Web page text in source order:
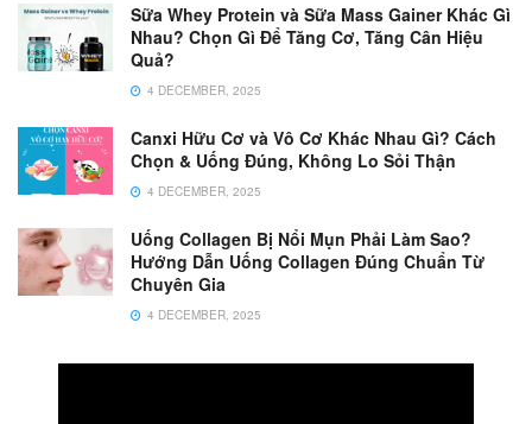
Sữa Whey Protein và Sữa Mass Gainer Khác Gì
Nhau? Chọn Gì Để Tăng Cơ, Tăng Cân Hiệu
Quả?
4 DECEMBER, 2025
Canxi Hữu Cơ và Vô Cơ Khác Nhau Gì? Cách
Chọn & Uống Đúng, Không Lo Sỏi Thận
4 DECEMBER, 2025
Uống Collagen Bị Nổi Mụn Phải Làm Sao?
Hướng Dẫn Uống Collagen Đúng Chuẩn Từ
Chuyên Gia
4 DECEMBER, 2025